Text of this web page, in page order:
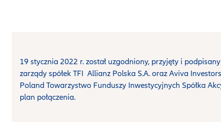
19 stycznia 2022 r. został uzgodniony, przyjęty i
zarządy spółek TFI Allianz Polska S.A. oraz Aviva Investors
Poland Towarzystwo Funduszy Inwestycyjnych Spółka
plan połączenia.